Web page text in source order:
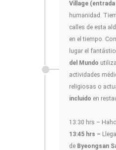
Village (entrada
humanidad.
calles de esta
en el tiempo.
lugar el
del Mundo
actividades
religiosas o
incluido en
13:30 hrs –
13:45 hrs –
de Byeongsan